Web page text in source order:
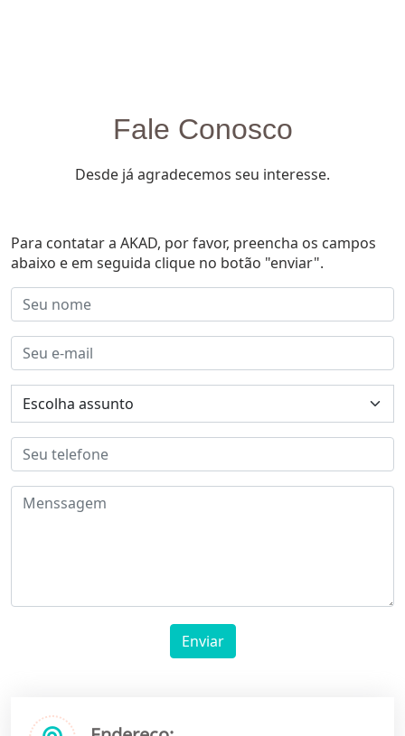
Fale Conosco
Desde já agradecemos seu interesse.
Para contatar a AKAD, por favor, preencha os campos
abaixo e em seguida clique no botão "enviar".
Enviar